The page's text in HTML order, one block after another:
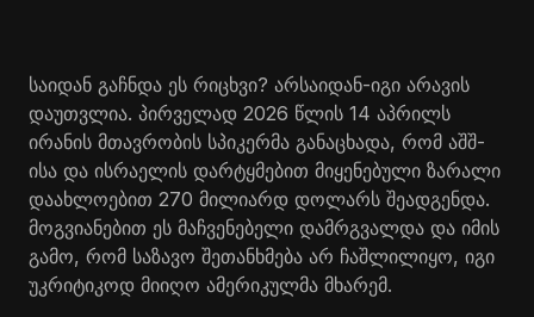
საიდან გაჩნდა ეს რიცხვი? არსაიდან-იგი არავის
დაუთვლია. პირველად 2026 წლის 14 აპრილს
ირანის მთავრობის სპიკერმა განაცხადა, რომ აშშ-
ისა და ისრაელის დარტყმებით მიყენებული ზარალი
დაახლოებით 270 მილიარდ დოლარს შეადგენდა.
მოგვიანებით ეს მაჩვენებელი დამრგვალდა და იმის
გამო, რომ საზავო შეთანხმება არ ჩაშლილიყო, იგი
უკრიტიკოდ მიიღო ამერიკულმა მხარემ.